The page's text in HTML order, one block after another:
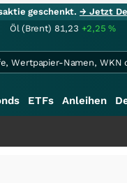
geschenkt.→ Jetzt
Öl (Brent) 81,23 +2,25%
ETFs Anleihen